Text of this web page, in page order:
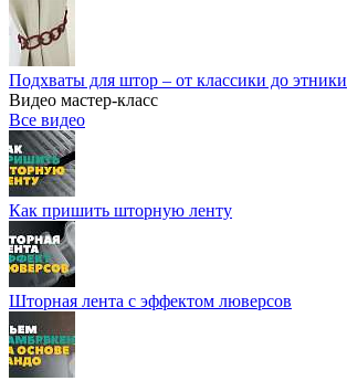
Подхваты для штор – от классики до этники
Видео мастер-класс
Все видео
Как пришить шторную ленту
Шторная лента с эффектом люверсов